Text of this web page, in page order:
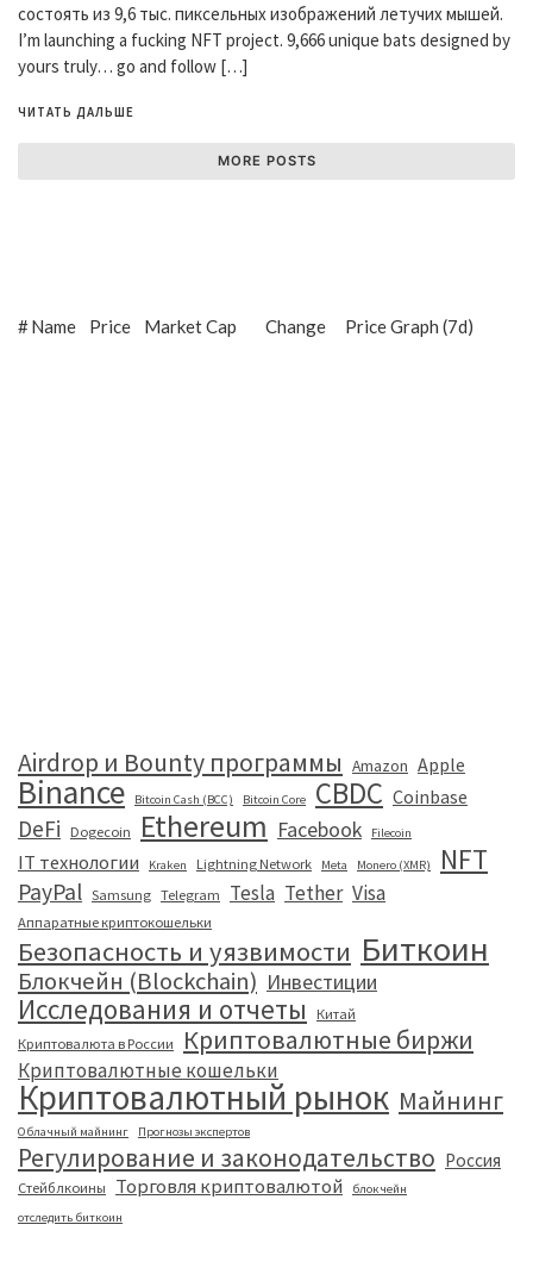
состоять из 9,6 тыс. пиксельных изображений летучих мышей.
I’m launching a fucking NFT project. 9,666 unique bats designed by
yours truly… go and follow […]
ЧИТАТЬ ДАЛЬШЕ
MORE POSTS
#Name Price Market Cap Change Price Graph (7d)
Airdrop и Bounty программы Amazon Apple
Binance Bitcoin Cash (BCC) Bitcoin Core CBDC Coinbase
DeFi Dogecoin Ethereum Facebook Filecoin
IT технологии Kraken Lightning Network Meta Monero (XMR) NFT
PayPal Samsung Telegram Tesla Tether Visa
Аппаратные криптокошельки
Безопасность и уязвимости Биткоин
Блокчейн (Blockchain) Инвестиции
Исследования и отчеты
Китай
Криптовалюта в России
Криптовалютные биржи
Криптовалютные кошельки
Криптовалютный рынок Майнинг
Облачный майнинг Прогнозы экспертов
Регулирование и законодательство Россия
Стейблкоины Торговля криптовалютой
блокчейн
отследить биткоин